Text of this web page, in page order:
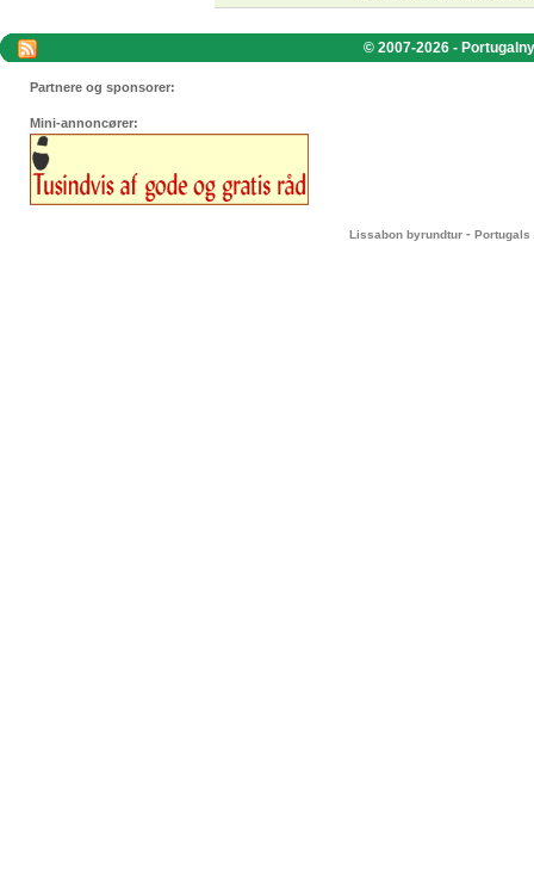
© 2007-2026 -
Partnere og sponsorer:
Mini-annoncører:
Lissabon byrundtur -